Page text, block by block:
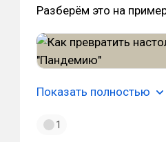
Разберём это на
Показать полностью
1